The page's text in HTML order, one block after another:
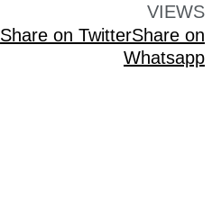
VIEWS
Share on TwitterShare on
Whatsapp